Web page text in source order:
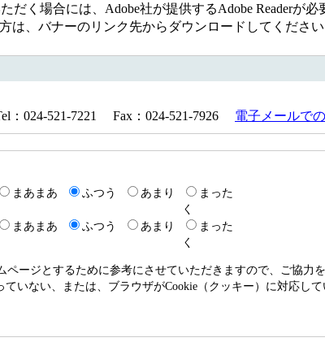
だく場合には、Adobe社が提供するAdobe Readerが必
は、バナーのリンク先からダウンロードしてください
：024-521-7221 Fax：024-521-7926 電子メールで
まあまあ ふつう あまり
まった
く
まあまあ ふつう あまり
まった
く
ージとするために参考にさせていただきますので、ご協力
いない、または、ブラウザがCookie（クッキー）に対応して